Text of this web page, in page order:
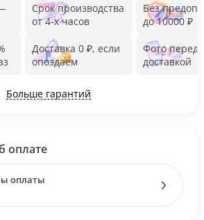
Срок производства
от 4-х часов
Доставка 0 ₽, если
опоздаем
Без
до 10000 ₽
Фото перед
доставкой
Больше гарантий
оплате
оплаты